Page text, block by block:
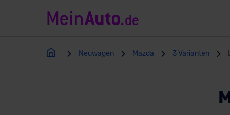
Neuwagen Mazda 3 Varianten